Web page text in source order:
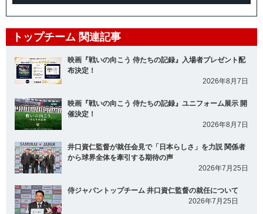
トップチーム 関連記事
映画『戦いの向こう 侍たちの記録』入場者プレゼント配
布決定！
2026年8月7日
映画『戦いの向こう 侍たちの記録』ユニフォーム展示 開
催決定！
2026年8月7日
井口資仁監督が就任会見で「日本らしさ」を力説 関係者
から球界全体を牽引する期待の声
2026年7月25日
侍ジャパントップチーム 井口資仁監督の就任について
2026年7月25日